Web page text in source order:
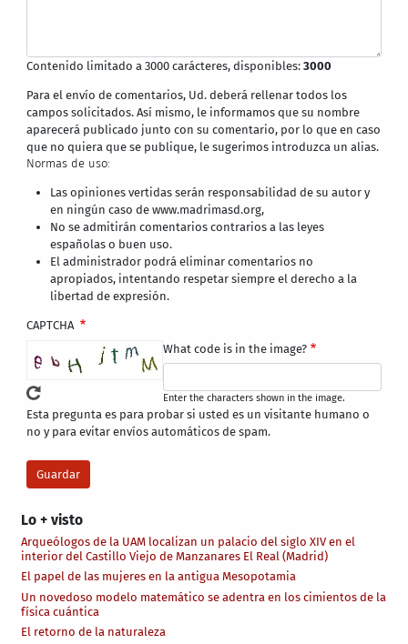
Lo + visto
Arqueólogos de la UAM localizan un palacio del siglo XIV en el
interior del Castillo Viejo de Manzanares El Real (Madrid)
El papel de las mujeres en la antigua Mesopotamia
Un novedoso modelo matemático se adentra en los cimientos de la
física cuántica
El retorno de la naturaleza
Contenido limitado a 3000 carácteres, disponibles:3000
Para el envío de comentarios, Ud. deberá rellenar todos los
campos solicitados. Así mismo, le informamos que su nombre
aparecerá publicado junto con su comentario, por lo que en caso
que no quiera que se publique, le sugerimos introduzca un alias.
Normas de uso:
Las opiniones vertidas serán responsabilidad de su autor y
en ningún caso de www.madrimasd.org,
No se admitirán comentarios contrarios a las leyes
españolas o buen uso.
El administrador podrá eliminar comentarios no
apropiados, intentando respetar siempre el derecho a la
libertad de expresión.
CAPTCHA
What code is in the image?
Enter the characters shown in the image.
Esta pregunta es para probar si usted es un visitante humano o
no y para evitar envíos automáticos de spam.